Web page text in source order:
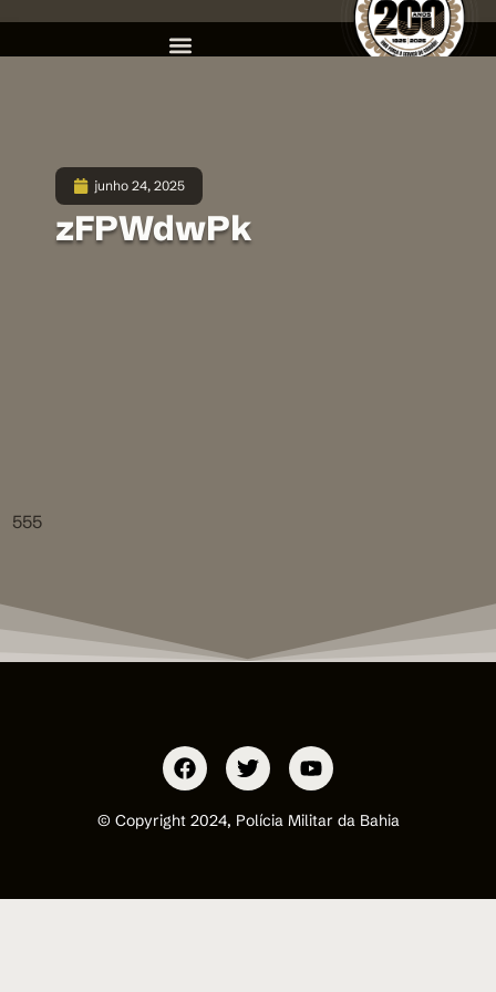
junho 24, 2025
zFPWdwPk
555
© Copyright 2024, Polícia Militar da Bahia